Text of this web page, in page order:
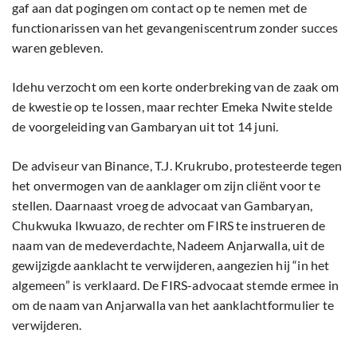
gaf aan dat pogingen om contact op te nemen met de
functionarissen van het gevangeniscentrum zonder succes
waren gebleven.
Idehu verzocht om een korte onderbreking van de zaak om
de kwestie op te lossen, maar rechter Emeka Nwite stelde
de voorgeleiding van Gambaryan uit tot 14 juni.
De adviseur van Binance, T.J. Krukrubo, protesteerde tegen
het onvermogen van de aanklager om zijn cliënt voor te
stellen. Daarnaast vroeg de advocaat van Gambaryan,
Chukwuka Ikwuazo, de rechter om FIRS te instrueren de
naam van de medeverdachte, Nadeem Anjarwalla, uit de
gewijzigde aanklacht te verwijderen, aangezien hij “in het
algemeen” is verklaard. De FIRS-advocaat stemde ermee in
om de naam van Anjarwalla van het aanklachtformulier te
verwijderen.